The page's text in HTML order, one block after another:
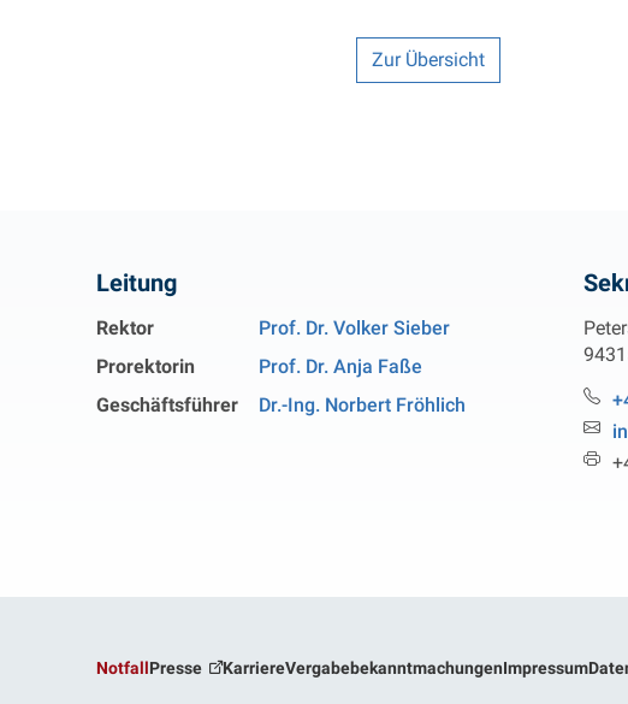
Zur Übersicht
Kontakt
Leitung
Rektor
Prof. Dr. Volker Sieber
Prorektorin
Prof. Dr. Anja Faße
Geschäftsführer
Dr.-Ing. Norbert Fröhlich
Fax:
NotfallPresse KarriereVergabebekanntmachungenImpressum